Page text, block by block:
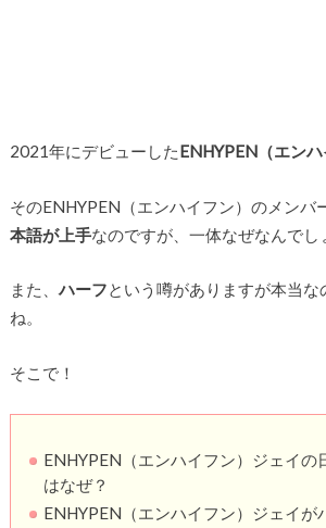
2021年にデビューした ENHYPEN（エンハ
そのENHYPEN（エンハイフン）のメンバ
本語が上手なのですが、一体なぜなんでし
また、ハーフという噂がありますが本当
ね。
そこで！
ENHYPEN（エンハイフン）ジェイの
はなぜ？
ENHYPEN（エンハイフン）ジェイが